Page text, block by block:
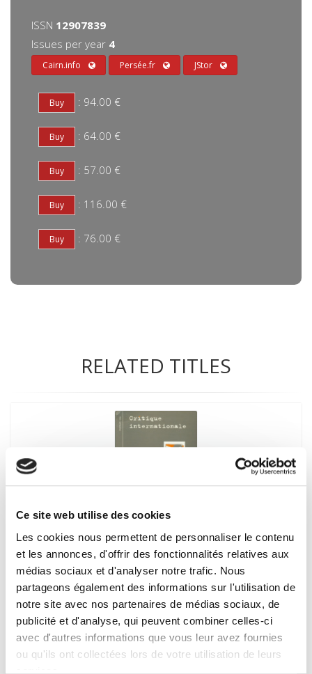
Ce site web utilise des cookies
Les cookies nous permettent de personnaliser le contenu
et les annonces, d'offrir des fonctionnalités relatives aux
médias sociaux et d'analyser notre trafic. Nous
partageons également des informations sur l'utilisation de
notre site avec nos partenaires de médias sociaux, de
publicité et d'analyse, qui peuvent combiner celles-ci
avec d'autres informations que vous leur avez fournies
ou qu'ils ont collectées lors de votre utilisation de leurs
ISSN 12907839
Issues per year 4
Cairn.info Persée.fr JStor
: 94.00 €
: 64.00 €
: 57.00 €
: 116.00 €
: 76.00 €
RELATED TITLES
Critique internationale 03, printemps 1999
Crime et politique en démocratie
Didier Bigo